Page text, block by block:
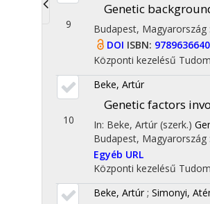
Toggle
navigation
9
Genetic
Budapest, Magyarország :
DOI ISBN:
Központi kezelésű
10
Beke, Artúr
Genetic factors
In: Beke, Artúr (szerk.)
Budapest, Magyarország :
Egyéb URL
Központi kezelésű
Beke, Artúr ; Simonyi,